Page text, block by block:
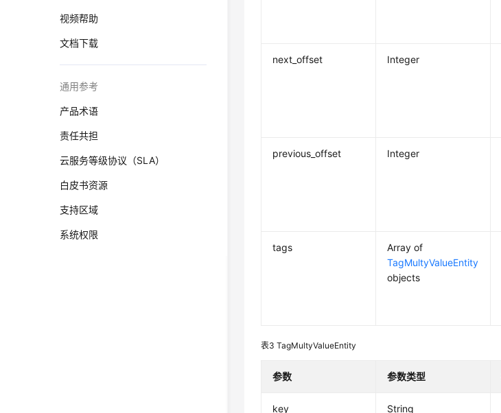
视频帮助
文档下载
通用参考
产品术语
责任共担
云服务等级协议（SLA）
白皮书资源
支持区域
系统权限
next_offset Integer
previous_offset Integer
tags
Array of
TagMultyValueEntity
objects
表3TagMultyValueEntity
参数 参数类型
key String